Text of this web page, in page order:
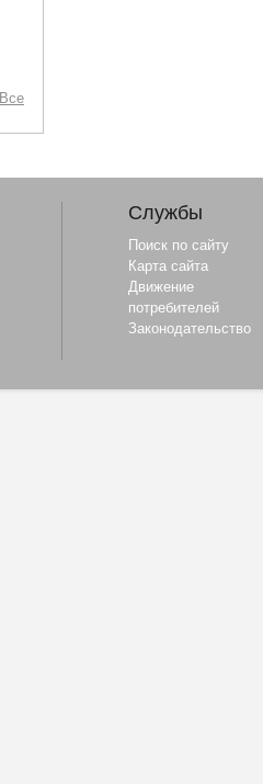
Все
Службы
Поиск по сайту
Карта сайта
Движение
потребителей
Законодательство